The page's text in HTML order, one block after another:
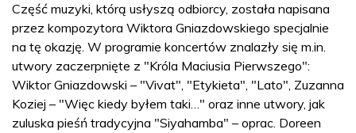
Część muzyki, którą usłyszą odbiorcy, została napisana
przez kompozytora Wiktora Gniazdowskiego specjalnie
na tę okazję. W programie koncertów znalazły się m.in.
utwory zaczerpnięte z "Króla Maciusia Pierwszego":
Wiktor Gniazdowski – "Vivat", "Etykieta", "Lato", Zuzanna
Koziej – "Więc kiedy byłem taki…" oraz inne utwory, jak
zuluska pieśń tradycyjna "Siyahamba" – oprac. Doreen